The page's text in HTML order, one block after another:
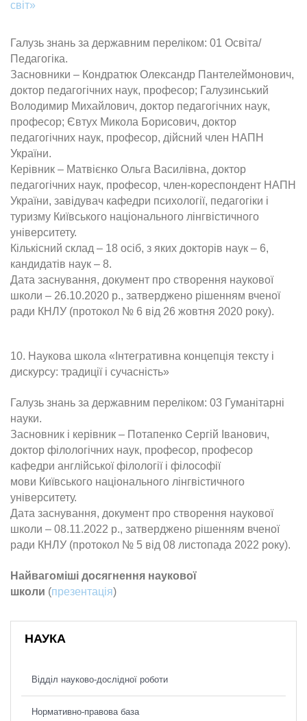
світ»
Галузь знань за державним переліком: 01 Освіта/
Педагогіка.
Засновники – Кондратюк Олександр Пантелеймонович,
доктор педагогічних наук, професор; Галузинський
Володимир Михайлович, доктор педагогічних наук,
професор; Євтух Микола Борисович, доктор
педагогічних наук, професор, дійсний член НАПН
України.
Керівник – Матвієнко Ольга Василівна, доктор
педагогічних наук, професор, член-кореспондент НАПН
України, завідувач кафедри психології, педагогіки і
туризму Київського національного лінгвістичного
університету.
Кількісний склад – 18 осіб, з яких докторів наук – 6,
кандидатів наук – 8.
Дата заснування, документ про створення наукової
школи – 26.10.2020 р., затверджено рішенням вченої
ради КНЛУ (протокол № 6 від 26 жовтня 2020 року).
10. Наукова школа «Інтегративна концепція тексту і
дискурсу: традиції і сучасність»
Галузь знань за державним переліком: 03 Гуманітарні
науки.
Засновник і керівник – Потапенко Сергій Іванович,
доктор філологічних наук, професор, професор
кафедри англійської філології і філософії
мови Київського національного лінгвістичного
університету.
Дата заснування, документ про створення наукової
школи – 08.11.2022 р., затверджено рішенням вченої
ради КНЛУ (протокол № 5 від 08 листопада 2022 року).
Найвагоміші досягнення наукової
школи (презентація)
НАУКА
Відділ науково-дослідної роботи
Нормативно-правова база